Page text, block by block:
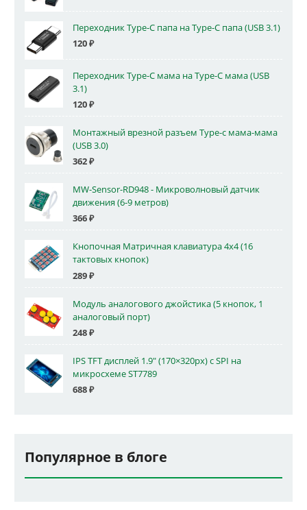
Переходник Type-C папа на Type-C папа (USB 3.1)
120₽
Переходник Type-C мама на Type-C мама (USB
3.1)
120₽
Монтажный врезной разъем Type-c мама-мама
(USB 3.0)
362₽
MW-Sensor-RD948 - Микроволновый датчик
движения (6-9 метров)
366₽
Кнопочная Матричная клавиатура 4x4 (16
тактовых кнопок)
289₽
Модуль аналогового джойстика (5 кнопок, 1
аналоговый порт)
248₽
IPS TFT дисплей 1.9" (170×320px) с SPI на
микросхеме ST7789
688₽
Популярное в блоге